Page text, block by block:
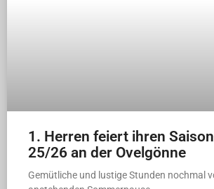
1. Herren feiert ihren
25/26 an der Ovelgönne
Gemütliche und lustige Stunden nochmal